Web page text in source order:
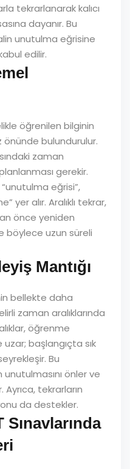
tekrarlanarak kalıcı
dayanır. Bu
unutulma eğrisine
edilir.
öğrenilen bilginin
bulundurulur.
zaman
gerekir.
eğrisi”,
yer alır. Aralıklı tekrar,
önce yeniden
böylece uzun süreli
Mantığı
bellekte daha
zaman aralıklarında
öğrenme
başlangıçta sık
Bu
önler ve
Ayrıca, tekrarların
da destekler.